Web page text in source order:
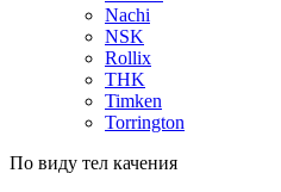
Nachi
NSK
Rollix
THK
Timken
Torrington
По виду тел качения